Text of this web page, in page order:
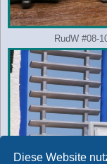
Diese Website
RudW #08-